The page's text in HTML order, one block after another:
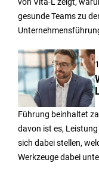
gesunde Teams zu
Führung beinhaltet
davon ist es,
sich dabei stellen,
Werkzeuge dabei